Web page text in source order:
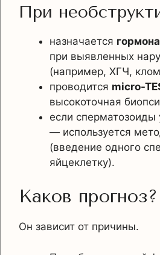
При
назначается
при выявленных
(например, ХГЧ,
проводится micro-
высокоточная
если сперматозоиды
— используется
(введение одного
яйцеклетку).
Каков прогноз?
Он зависит от причины.